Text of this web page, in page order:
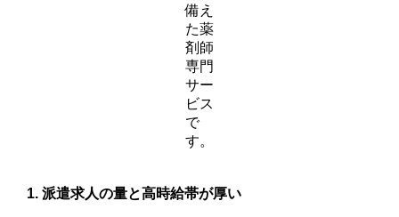
備え
た薬
剤師
専門
サー
ビス
で
す。
派遣求人の量と高時給帯が厚い